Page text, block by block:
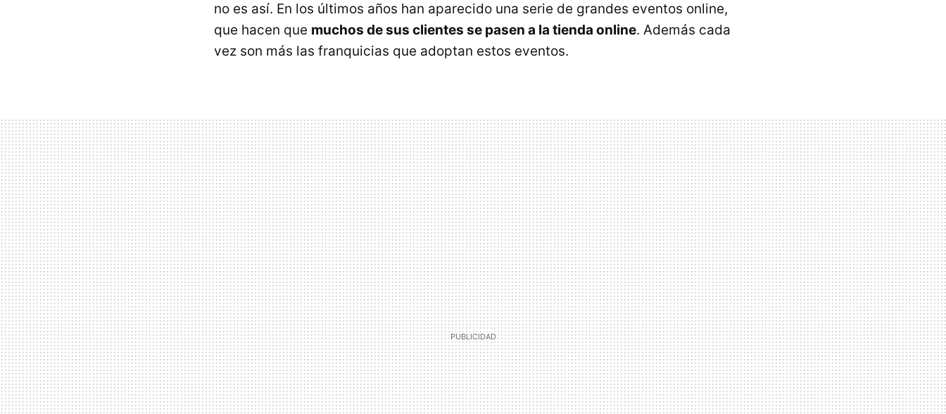
no es así. En los últimos años han aparecido una serie de grandes eventos online,
que hacen que muchos de sus clientes se pasen a la tienda online. Además cada
vez son más las franquicias que adoptan estos eventos.